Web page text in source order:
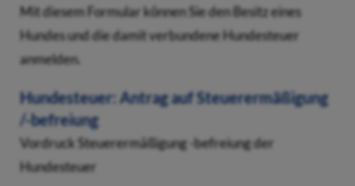
Mit diesem Formular können Sie den Besitz eines
Hundes und die damit verbundene Hundesteuer
anmelden.
Hundesteuer: Antrag auf Steuerermäßigung
/-befreiung
Vordruck Steuerermäßigung -befreiung der
Hundesteuer